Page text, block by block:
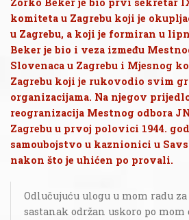
komiteta u Zagrebu koji je
u Zagrebu, a koji je formiran u
Beker je bio i veza između
Slovenaca u Zagrebu i Mjesnog
Zagrebu koji je rukovodio svim
organizacijama. Na njegov
reogranizacija Mestnog odbora
Zagrebu u prvoj polovici 1944.
samoubojstvo u kaznionici u
nakon što je uhićen po provali.
Odlučujuću ulogu u mom radu za
sastanak održan uskoro po mom